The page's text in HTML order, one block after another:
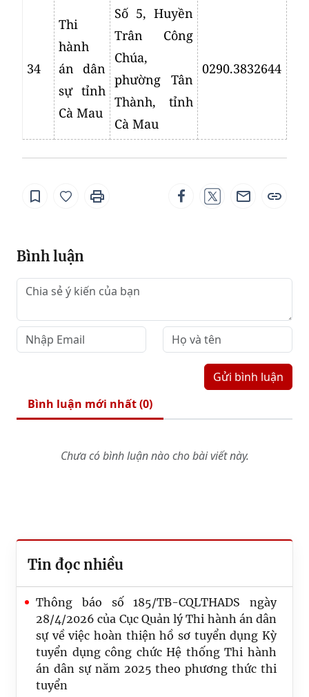
34
Thi
hành
án dân
sự tỉnh
Cà Mau
Số 5, Huyền
Trân Công
Chúa,
phường Tân
Thành, tỉnh
Cà Mau
0290.3832644
Bình luận
Gửi bình luận
Bình luận mới nhất (0)
Chưa có bình luận nào cho bài viết này.
Tin đọc nhiều
Thông báo số 185/TB-CQLTHADS ngày
28/4/2026 của Cục Quản lý Thi hành án dân
sự về việc hoàn thiện hồ sơ tuyển dụng Kỳ
tuyển dụng công chức Hệ thống Thi hành
án dân sự năm 2025 theo phương thức thi
tuyển